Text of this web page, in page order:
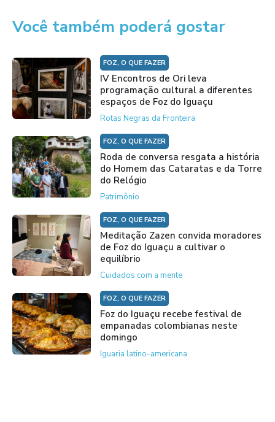
Você também poderá gostar
FOZ, O QUE FAZER
IV Encontros de Ori leva
programação cultural a diferentes
espaços de Foz do Iguaçu
Rotas Negras da Fronteira
FOZ, O QUE FAZER
Roda de conversa resgata a história
do Homem das Cataratas e da Torre
do Relógio
Patrimônio
FOZ, O QUE FAZER
Meditação Zazen convida moradores
de Foz do Iguaçu a cultivar o
equilíbrio
Cuidados com a mente
FOZ, O QUE FAZER
Foz do Iguaçu recebe festival de
empanadas colombianas neste
domingo
Iguaria latino-americana